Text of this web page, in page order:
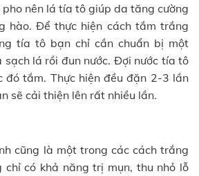
nên lá tía tô giúp da tăng cường
hào. Để thực hiện cách tắm trắng
tía tô bạn chỉ cần chuẩn bị một
lá rồi đun nước. Đợi nước tía tô
đó tắm. Thực hiện đều đặn 2-3 lần
sẽ cải thiện lên rất nhiều lần.
cũng là một trong các cách trắng
chỉ có khả năng trị mụn, thu nhỏ lỗ